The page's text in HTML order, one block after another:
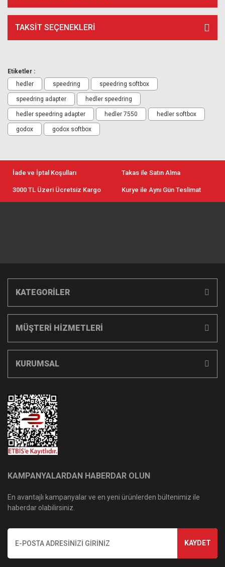
TAKSIT SEÇENEKLERI
Etiketler :
hedler
speedring speedring softbox
speedring adapter hedler speedring
hedler speedring adapter hedler 7550 hedler softbox
godox godox softbox
İade ve İptal Koşulları Takas ile Satın Alma
3000 TL Üzeri Ücretsiz Kargo Kurye ile Aynı Gün Teslimat
KATEGORİLER
MÜŞTERİ HİZMETLERİ
KURUMSAL
KAMPANYALARDAN HABERDAR OLUN
En avantajlı kampanyalar ve en yeni ürünlerden bültenimiz ile
haberdar olabilirsiniz.
KAYDET